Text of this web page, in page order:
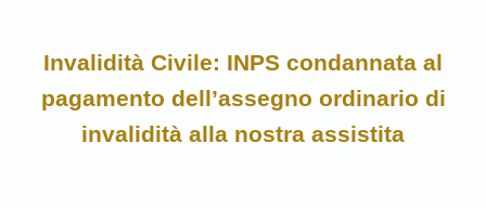
Invalidità Civile: INPS condannata al
pagamento dell’assegno ordinario di
invalidità alla nostra assistita